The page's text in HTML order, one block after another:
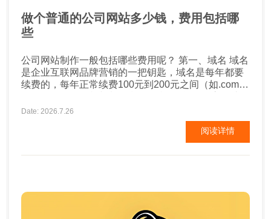
做个普通的公司网站多少钱，费用包括哪
些
公司网站制作一般包括哪些费用呢？ 第一、域名 域名
是企业互联网品牌营销的一把钥匙，域名是每年都要
续费的，每年正常续费100元到200元之间（如.com
第二、空间 空间也称之为服务器，这个要看企业网站
的类型了，需求量有多少，配置也需要考虑，费用多
少不一，不过一般正常的企业网站，空间费用差不多
Date: 2026.7.26
阅读详情